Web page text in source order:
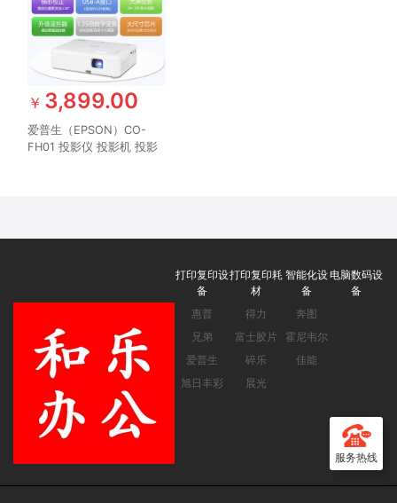
￥ 3,899.00
爱普生（EPSON）CO-
FH01 投影仪 投影机 投影
打印复印设
备
惠普
兄弟
爱普生
旭日丰彩
打印复印耗
材
得力
富士胶片
碎乐
晨光
智能化设
备
奔图
霍尼韦尔
佳能
电脑数码设
备
服务热线